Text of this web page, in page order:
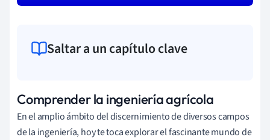
Saltar a un capítulo clave
Comprender la ingeniería agrícola
En el amplio ámbito del discernimiento de diversos campos
de la ingeniería, hoy te toca explorar el fascinante mundo de